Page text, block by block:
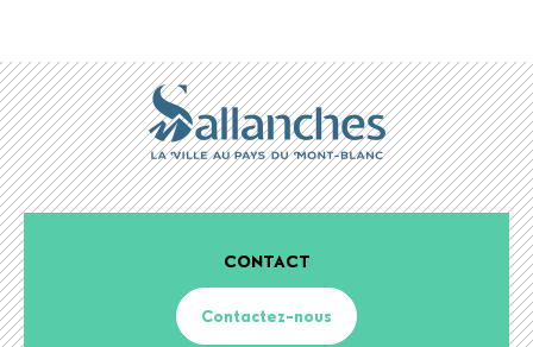
CONTACT
Contactez-nous